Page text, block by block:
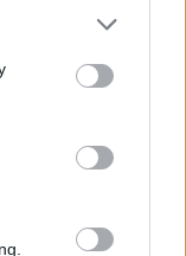
que algún
de
se aplicarán
sitio web o